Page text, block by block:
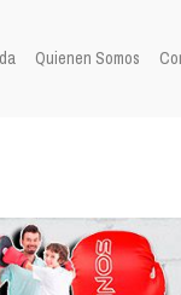
Quienen Somos